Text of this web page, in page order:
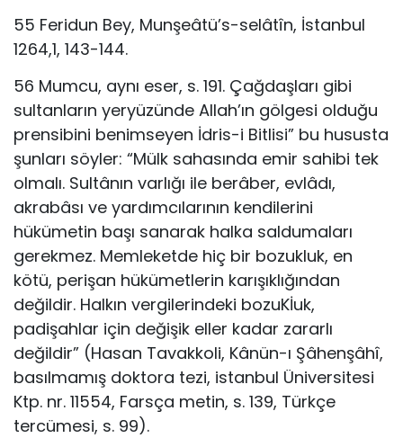
55 Feridun Bey, Munşeâtü’s-selâtîn, İstanbul
1264,1, 143-144.
56 Mumcu, aynı eser, s. 191. Çağdaşları gibi
sultanların yeryüzünde Allah’ın gölgesi olduğu
prensibini benimseyen İdris-i Bitlisi” bu hususta
şunları söyler: “Mülk sahasında emir sahibi tek
olmalı. Sultânın varlığı ile berâber, evlâdı,
akrabâsı ve yardımcılarının kendilerini
hükümetin başı sanarak halka saldumaları
gerekmez. Memleketde hiç bir bozukluk, en
kötü, perişan hükümetlerin karışıklığından
değildir. Halkın vergilerindeki bozuKİuk,
padişahlar için değişik eller kadar zararlı
değildir” (Hasan Tavakkoli, Kânün-ı Şâhenşâhî,
basılmamış doktora tezi, istanbul Üniversitesi
Ktp. nr. 11554, Farsça metin, s. 139, Türkçe
tercümesi, s. 99).